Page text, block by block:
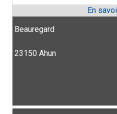
Beauregard
23150 Ahun